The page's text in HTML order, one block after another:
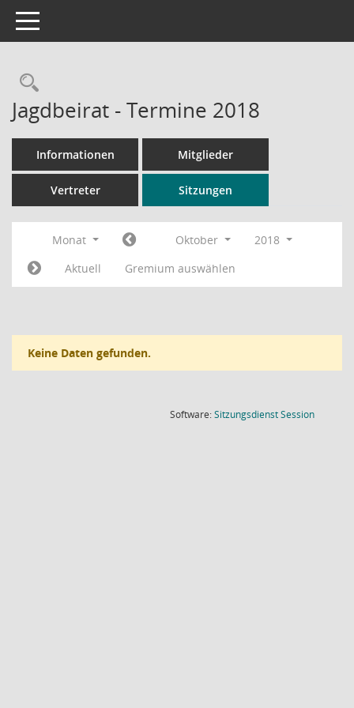
Toggle navigation
Rechercheauswahl
Jagdbeirat - Termine 2018
Informationen Mitglieder
Vertreter Sitzungen
Monat Oktober
2018
Aktuell
Gremium auswählen
Keine Daten gefunden.
Software:SitzungsdienstSession(Wird in